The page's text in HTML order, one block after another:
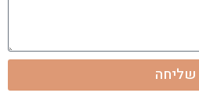
שליחה